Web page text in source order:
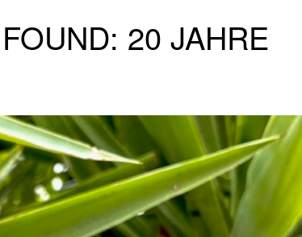
20 JAHRE